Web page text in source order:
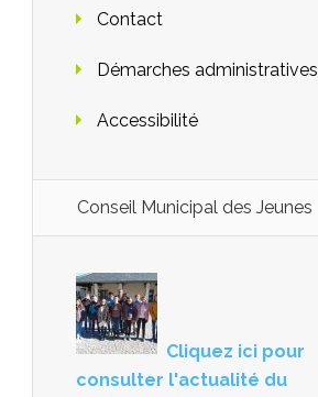
Contact
Démarches administratives
Accessibilité
Conseil Municipal des Jeunes
Cliquez ici pour
consulter l'actualité du